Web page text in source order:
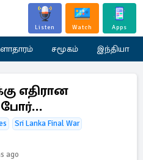
Listen Watch Apps
சமூகம் இந்தியா
எதிரான
Sri Lanka Final War
ago